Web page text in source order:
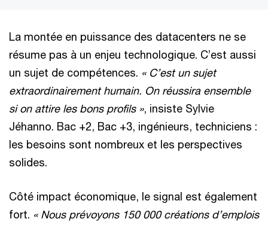
La montée en puissance des datacenters ne se
résume pas à un enjeu technologique. C’est aussi
un sujet de compétences. « C’est un sujet
extraordinairement humain. On réussira ensemble
si on attire les bons profils », insiste Sylvie
Jéhanno. Bac +2, Bac +3, ingénieurs, techniciens :
les besoins sont nombreux et les perspectives
solides.
Côté impact économique, le signal est également
fort. « Nous prévoyons 150 000 créations d’emplois